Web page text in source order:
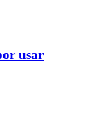
usar